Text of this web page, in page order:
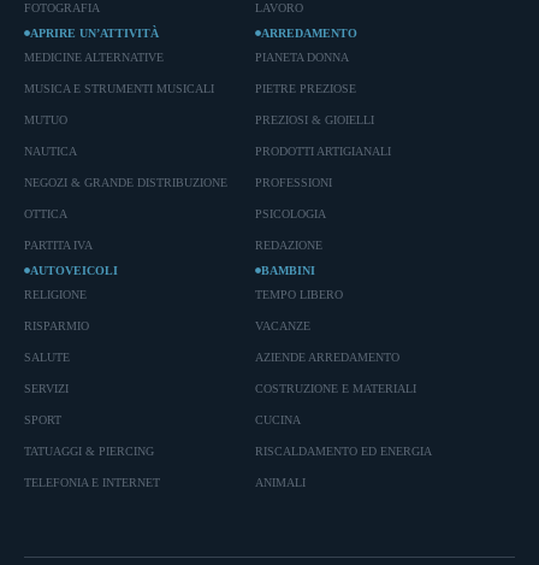
FOTOGRAFIA
LAVORO
APRIRE UN’ATTIVITÀ
MEDICINE ALTERNATIVE
MUSICA E STRUMENTI MUSICALI
MUTUO
NAUTICA
NEGOZI & GRANDE DISTRIBUZIONE
OTTICA
PARTITA IVA
ARREDAMENTO
PIANETA DONNA
PIETRE PREZIOSE
PREZIOSI & GIOIELLI
PRODOTTI ARTIGIANALI
PROFESSIONI
PSICOLOGIA
REDAZIONE
AUTOVEICOLI
RELIGIONE
RISPARMIO
SALUTE
SERVIZI
SPORT
TATUAGGI & PIERCING
TELEFONIA E INTERNET
BAMBINI
TEMPO LIBERO
VACANZE
AZIENDE ARREDAMENTO
COSTRUZIONE E MATERIALI
CUCINA
RISCALDAMENTO ED ENERGIA
ANIMALI